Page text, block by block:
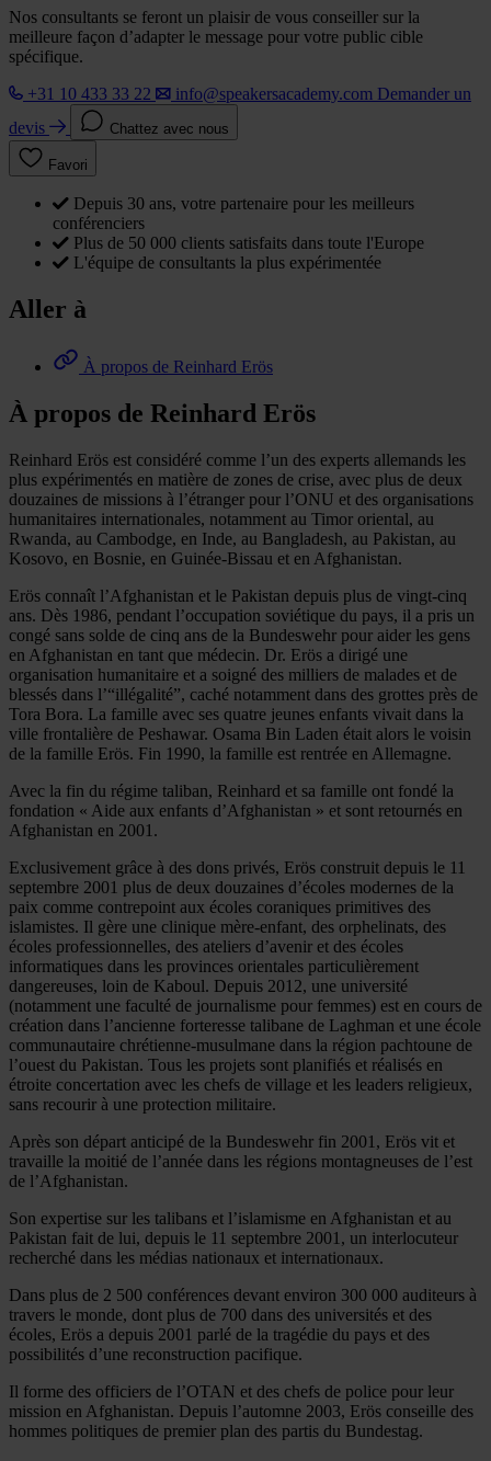
Nos consultants se feront un plaisir de vous conseiller sur la
meilleure façon d’adapter le message pour votre public cible
spécifique.
+31 10 433 33 22
info@speakersacademy.com Demander un
devis
Chattez avec nous
Favori
Depuis 30 ans, votre partenaire pour les meilleurs
conférenciers
Plus de 50 000 clients satisfaits dans toute l'Europe
L'équipe de consultants la plus expérimentée
Aller à
À propos de Reinhard Erös
À propos de Reinhard Erös
Reinhard Erös est considéré comme l’un des experts allemands les
plus expérimentés en matière de zones de crise, avec plus de deux
douzaines de missions à l’étranger pour l’ONU et des organisations
humanitaires internationales, notamment au Timor oriental, au
Rwanda, au Cambodge, en Inde, au Bangladesh, au Pakistan, au
Kosovo, en Bosnie, en Guinée-Bissau et en Afghanistan.
Erös connaît l’Afghanistan et le Pakistan depuis plus de vingt-cinq
ans. Dès 1986, pendant l’occupation soviétique du pays, il a pris un
congé sans solde de cinq ans de la Bundeswehr pour aider les gens
en Afghanistan en tant que médecin. Dr. Erös a dirigé une
organisation humanitaire et a soigné des milliers de malades et de
blessés dans l’“illégalité”, caché notamment dans des grottes près de
Tora Bora. La famille avec ses quatre jeunes enfants vivait dans la
ville frontalière de Peshawar. Osama Bin Laden était alors le voisin
de la famille Erös. Fin 1990, la famille est rentrée en Allemagne.
Avec la fin du régime taliban, Reinhard et sa famille ont fondé la
fondation « Aide aux enfants d’Afghanistan » et sont retournés en
Afghanistan en 2001.
Exclusivement grâce à des dons privés, Erös construit depuis le 11
septembre 2001 plus de deux douzaines d’écoles modernes de la
paix comme contrepoint aux écoles coraniques primitives des
islamistes. Il gère une clinique mère-enfant, des orphelinats, des
écoles professionnelles, des ateliers d’avenir et des écoles
informatiques dans les provinces orientales particulièrement
dangereuses, loin de Kaboul. Depuis 2012, une université
(notamment une faculté de journalisme pour femmes) est en cours de
création dans l’ancienne forteresse talibane de Laghman et une école
communautaire chrétienne-musulmane dans la région pachtoune de
l’ouest du Pakistan. Tous les projets sont planifiés et réalisés en
étroite concertation avec les chefs de village et les leaders religieux,
sans recourir à une protection militaire.
Après son départ anticipé de la Bundeswehr fin 2001, Erös vit et
travaille la moitié de l’année dans les régions montagneuses de l’est
de l’Afghanistan.
Son expertise sur les talibans et l’islamisme en Afghanistan et au
Pakistan fait de lui, depuis le 11 septembre 2001, un interlocuteur
recherché dans les médias nationaux et internationaux.
Dans plus de 2 500 conférences devant environ 300 000 auditeurs à
travers le monde, dont plus de 700 dans des universités et des
écoles, Erös a depuis 2001 parlé de la tragédie du pays et des
possibilités d’une reconstruction pacifique.
Il forme des officiers de l’OTAN et des chefs de police pour leur
mission en Afghanistan. Depuis l’automne 2003, Erös conseille des
hommes politiques de premier plan des partis du Bundestag.